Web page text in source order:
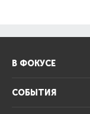
В ФОКУСЕ
СОБЫТИЯ